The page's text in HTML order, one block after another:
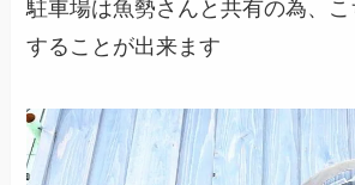
駐車場は魚勢さんと共有の為、
することが出来ます